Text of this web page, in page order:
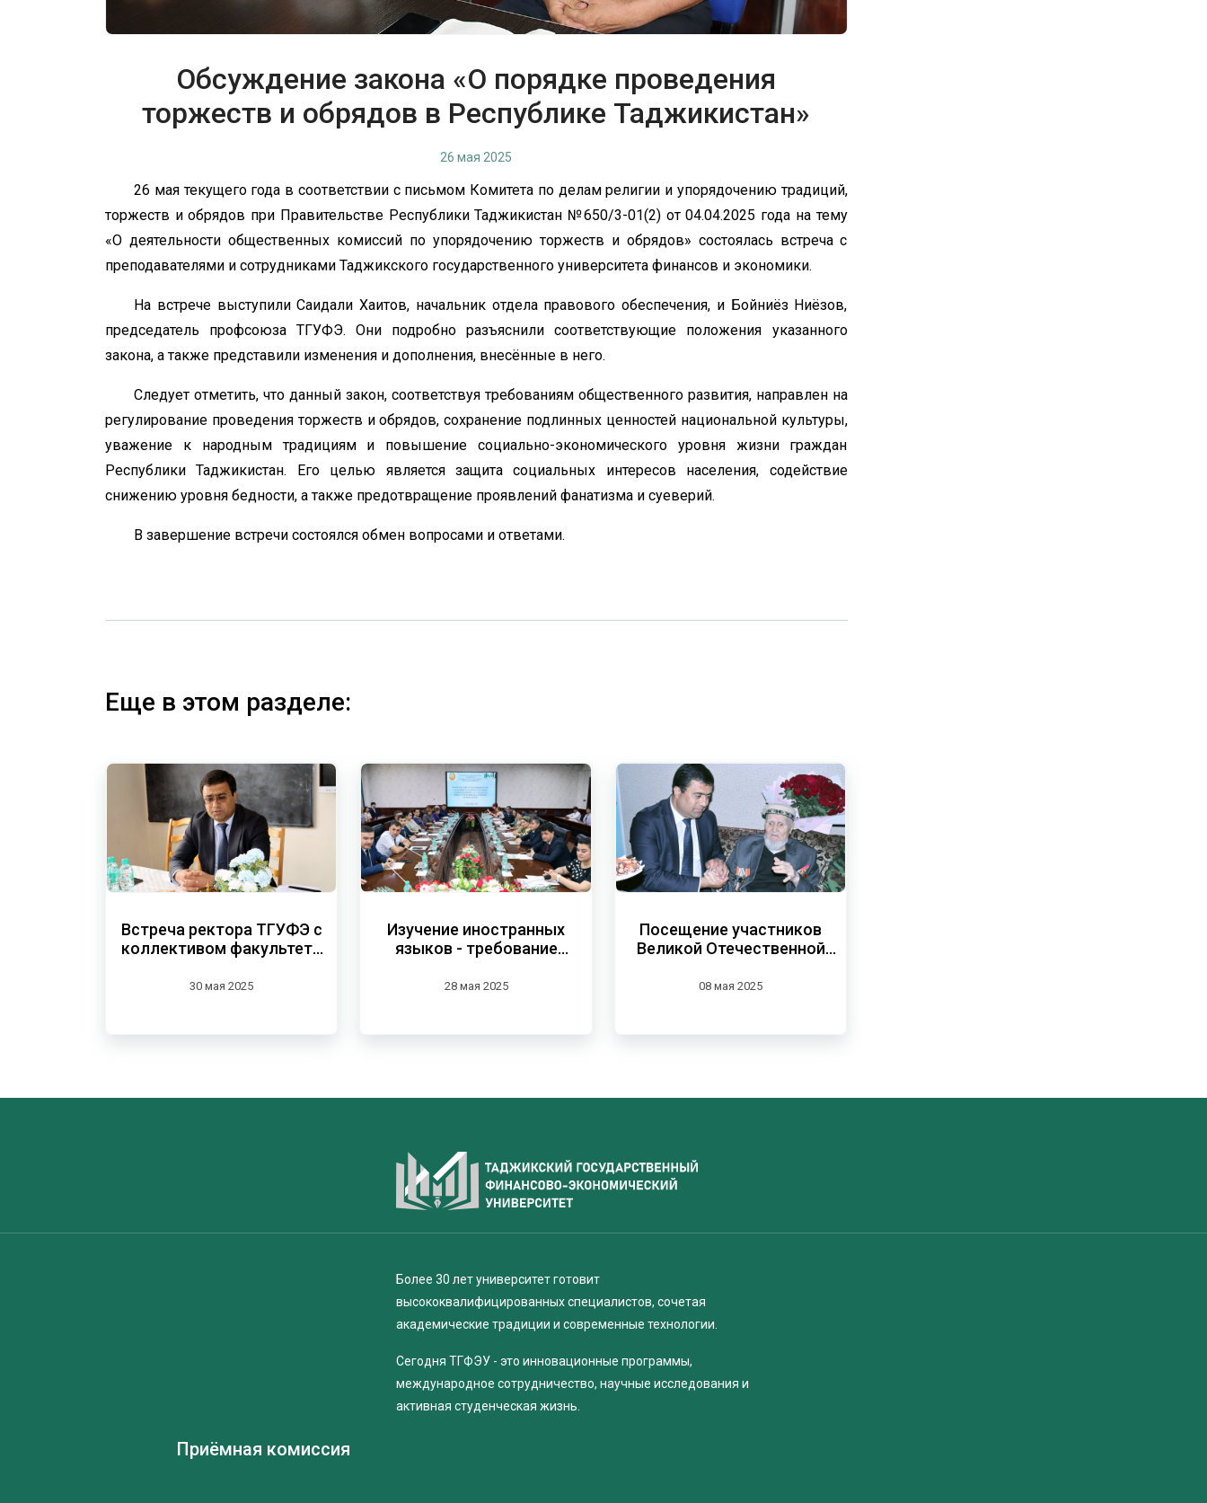
Обсуждение закона «О порядке проведения
торжеств и обрядов в Республике Таджикистан»
26 мая 2025
26 мая текущего года в соответствии с письмом Комитета по делам религии и упорядочению традиций,
торжеств и обрядов при Правительстве Республики Таджикистан №650/3-01(2) от 04.04.2025 года на тему
«О деятельности общественных комиссий по упорядочению торжеств и обрядов» состоялась встреча с
преподавателями и сотрудниками Таджикского государственного университета финансов и экономики.
На встрече выступили Саидали Хаитов, начальник отдела правового обеспечения, и Бойниёз Ниёзов,
председатель профсоюза ТГУФЭ. Они подробно разъяснили соответствующие положения указанного
закона, а также представили изменения и дополнения, внесённые в него.
Следует отметить, что данный закон, соответствуя требованиям общественного развития, направлен на
регулирование проведения торжеств и обрядов, сохранение подлинных ценностей национальной культуры,
уважение к народным традициям и повышение социально-экономического уровня жизни граждан
Республики Таджикистан. Его целью является защита социальных интересов населения, содействие
снижению уровня бедности, а также предотвращение проявлений фанатизма и суеверий.
В завершение встречи состоялся обмен вопросами и ответами.
Еще в этом разделе:
Встреча ректора ТГУФЭ с
коллективом факультета
статистики
30 мая 2025
Изучение иностранных
языков - требование
28 мая 2025
Посещение участников
Великой Отечественной
08 мая 2025
Более 30 лет университет готовит
высококвалифицированных специалистов, сочетая
академические традиции и современные технологии.
Сегодня ТГФЭУ - это инновационные программы,
международное сотрудничество, научные исследования и
активная студенческая жизнь.
Приёмная комиссия